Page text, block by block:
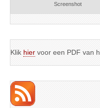
Screenshot
Klik hier voor een PDF van